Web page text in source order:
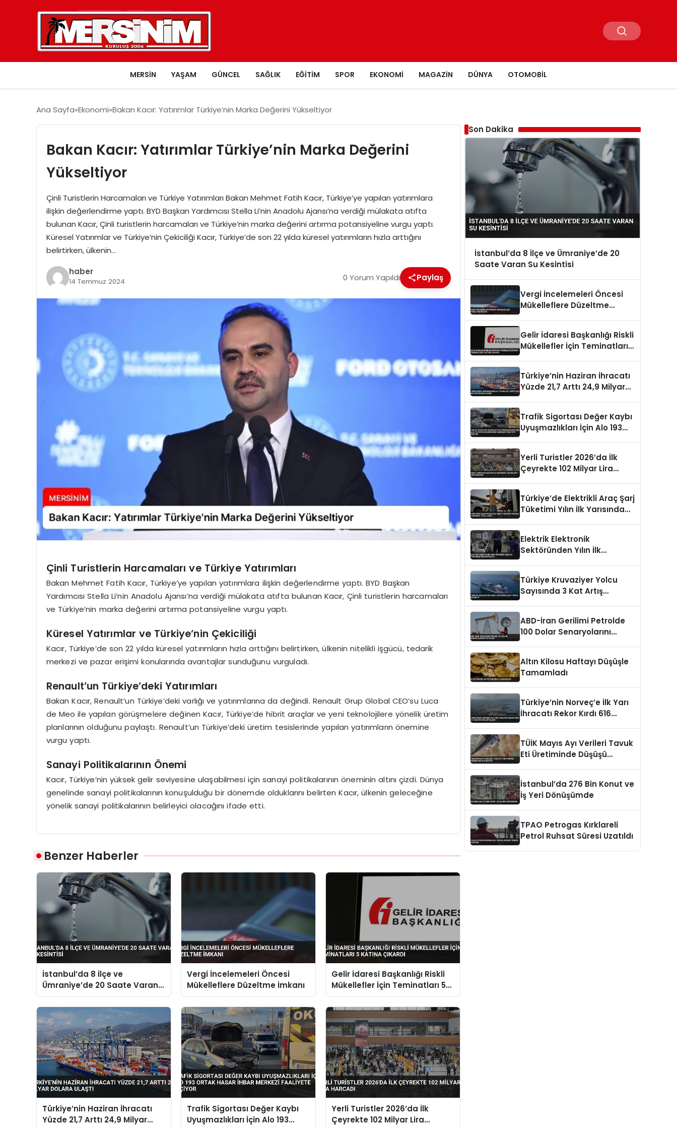
MERSIN YAŞAM GÜNCEL SAĞLIK EĞITIM SPOR EKONOMI MAGAZIN DÜNYA OTOMOBIL
Ana Sayfa Ekonomi Bakan Kacır: Yatırımlar Türkiye’nin Marka Değerini Yükseltiyor
Bakan Kacır: Yatırımlar Türkiye’nin Marka Değerini
Yükseltiyor
Çinli Turistlerin Harcamaları ve Türkiye Yatırımları Bakan Mehmet Fatih Kacır, Türkiye’ye yapılan yatırımlara
ilişkin değerlendirme yaptı. BYD Başkan Yardımcısı Stella Li’nin Anadolu Ajansı’na verdiği mülakata atıfta
bulunan Kacır, Çinli turistlerin harcamaları ve Türkiye’nin marka değerini artırma potansiyeline vurgu yaptı.
Küresel Yatırımlar ve Türkiye’nin Çekiciliği Kacır, Türkiye’de son 22 yılda küresel yatırımların hızla arttığını
belirtirken, ülkenin…
haber
14 Temmuz 2024 0 Yorum Yapıldı Paylaş
Çinli Turistlerin Harcamaları ve Türkiye Yatırımları
Bakan Mehmet Fatih Kacır, Türkiye’ye yapılan yatırımlara ilişkin değerlendirme yaptı. BYD Başkan
Yardımcısı Stella Li’nin Anadolu Ajansı’na verdiği mülakata atıfta bulunan Kacır, Çinli turistlerin harcamaları
ve Türkiye’nin marka değerini artırma potansiyeline vurgu yaptı.
Küresel Yatırımlar ve Türkiye’nin Çekiciliği
Kacır, Türkiye’de son 22 yılda küresel yatırımların hızla arttığını belirtirken, ülkenin nitelikli işgücü, tedarik
merkezi ve pazar erişimi konularında avantajlar sunduğunu vurguladı.
Renault’un Türkiye’deki Yatırımları
Bakan Kacır, Renault’un Türkiye’deki varlığı ve yatırımlarına da değindi. Renault Grup Global CEO’su Luca
de Meo ile yapılan görüşmelere değinen Kacır, Türkiye’de hibrit araçlar ve yeni teknolojilere yönelik üretim
planlarının olduğunu paylaştı. Renault’un Türkiye’deki üretim tesislerinde yapılan yatırımların önemine
vurgu yaptı.
Sanayi Politikalarının Önemi
Kacır, Türkiye’nin yüksek gelir seviyesine ulaşabilmesi için sanayi politikalarının öneminin altını çizdi. Dünya
genelinde sanayi politikalarının konuşulduğu bir dönemde olduklarını belirten Kacır, ülkenin geleceğine
yönelik sanayi politikalarının belirleyici olacağını ifade etti.
Benzer Haberler
İstanbul’da 8 İlçe ve
Ümraniye’de 20 Saate Varan
Su Kesintisi
Vergi İncelemeleri Öncesi
Mükelleflere Düzeltme İmkanı
Gelir İdaresi Başkanlığı Riskli
Mükellefler İçin Teminatları 5
Katına Çıkardı
Türkiye’nin Haziran İhracatı
Yüzde 21,7 Arttı 24,9 Milyar
Trafik Sigortası Değer Kaybı
Uyuşmazlıkları İçin Alo 193
Yerli Turistler 2026’da İlk
Çeyrekte 102 Milyar Lira
Son Dakika
İstanbul’da 8 İlçe ve Ümraniye’de 20
Saate Varan Su Kesintisi
Vergi İncelemeleri Öncesi
Mükelleflere Düzeltme
Gelir İdaresi Başkanlığı Riskli
Mükellefler İçin Teminatları 5
Türkiye’nin Haziran İhracatı
Yüzde 21,7 Arttı 24,9 Milyar
Trafik Sigortası Değer Kaybı
Uyuşmazlıkları İçin Alo 193
Yerli Turistler 2026’da İlk
Çeyrekte 102 Milyar Lira
Türkiye’de Elektrikli Araç Şarj
Tüketimi Yılın İlk Yarısında
Elektrik Elektronik
Sektöründen Yılın İlk
Türkiye Kruvaziyer Yolcu
Sayısında 3 Kat Artış
ABD-İran Gerilimi Petrolde
100 Dolar Senaryolarını
Altın Kilosu Haftayı Düşüşle
Tamamladı
Türkiye’nin Norveç’e İlk Yarı
İhracatı Rekor Kırdı 616
TÜİK Mayıs Ayı Verileri Tavuk
Eti Üretiminde Düşüşü
İstanbul’da 276 Bin Konut ve
İş Yeri Dönüşümde
TPAO Petrogas Kırklareli
Petrol Ruhsat Süresi Uzatıldı